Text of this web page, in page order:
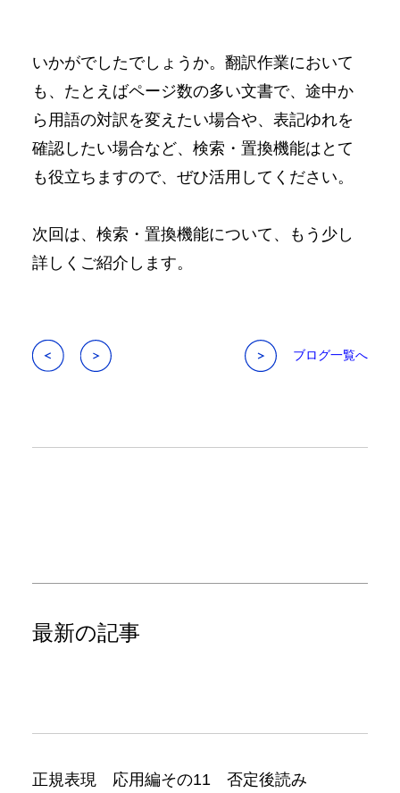
いかがでしたでしょうか。翻訳作業において
も、たとえばページ数の多い文書で、途中か
ら用語の対訳を変えたい場合や、表記ゆれを
確認したい場合など、検索・置換機能はとて
も役立ちますので、ぜひ活用してください。
次回は、検索・置換機能について、もう少し
詳しくご紹介します。
ブログ一覧へ
最新の記事
正規表現 応用編その11 否定後読み